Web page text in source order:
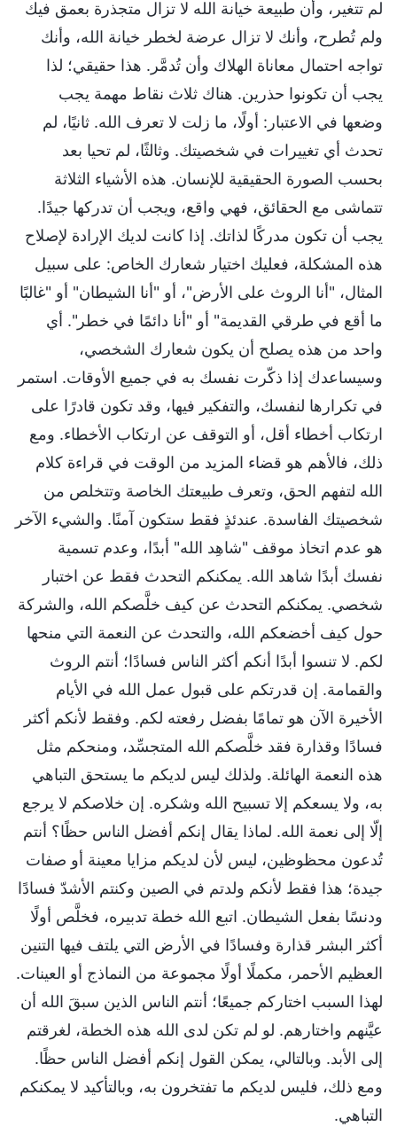
لم تتغير، وأن طبيعة خيانة الله لا تزال متجذرة بعمق فيك
ولم تُطرح، وأنك لا تزال عرضة لخطر خيانة الله، وأنك
تواجه احتمال معاناة الهلاك وأن تُدمَّر. هذا حقيقي؛ لذا
يجب أن تكونوا حذرين. هناك ثلاث نقاط مهمة يجب
وضعها في الاعتبار: أولًا، ما زلت لا تعرف الله. ثانيًا، لم
تحدث أي تغييرات في شخصيتك. وثالثًا، لم تحيا بعد
بحسب الصورة الحقيقية للإنسان. هذه الأشياء الثلاثة
تتماشى مع الحقائق، فهي واقع، ويجب أن تدركها جيدًا.
يجب أن تكون مدركًا لذاتك. إذا كانت لديك الإرادة لإصلاح
هذه المشكلة، فعليك اختيار شعارك الخاص: على سبيل
المثال، "أنا الروث على الأرض"، أو "أنا الشيطان" أو "غالبًا
ما أقع في طرقي القديمة" أو "أنا دائمًا في خطر". أي
واحد من هذه يصلح أن يكون شعارك الشخصي،
وسيساعدك إذا ذكّرت نفسك به في جميع الأوقات. استمر
في تكرارها لنفسك، والتفكير فيها، وقد تكون قادرًا على
ارتكاب أخطاء أقل، أو التوقف عن ارتكاب الأخطاء. ومع
ذلك، فالأهم هو قضاء المزيد من الوقت في قراءة كلام
الله لتفهم الحق، وتعرف طبيعتك الخاصة وتتخلص من
شخصيتك الفاسدة. عندئذٍ فقط ستكون آمنًا. والشيء الآخر
هو عدم اتخاذ موقف "شاهِد الله" أبدًا، وعدم تسمية
نفسك أبدًا شاهد الله. يمكنكم التحدث فقط عن اختبار
شخصي. يمكنكم التحدث عن كيف خلَّصكم الله، والشركة
حول كيف أخضعكم الله، والتحدث عن النعمة التي منحها
لكم. لا تنسوا أبدًا أنكم أكثر الناس فسادًا؛ أنتم الروث
والقمامة. إن قدرتكم على قبول عمل الله في الأيام
الأخيرة الآن هو تمامًا بفضل رفعته لكم. وفقط لأنكم أكثر
فسادًا وقذارة فقد خلَّصكم الله المتجسِّد، ومنحكم مثل
هذه النعمة الهائلة. ولذلك ليس لديكم ما يستحق التباهي
به، ولا يسعكم إلا تسبيح الله وشكره. إن خلاصكم لا يرجع
إلّا إلى نعمة الله. لماذا يقال إنكم أفضل الناس حظًا؟ أنتم
تُدعون محظوظين، ليس لأن لديكم مزايا معينة أو صفات
جيدة؛ هذا فقط لأنكم ولدتم في الصين وكنتم الأشدّ فسادًا
ودنسًا بفعل الشيطان. اتبع الله خطة تدبيره، فخلَّص أولًا
أكثر البشر قذارة وفسادًا في الأرض التي يلتف فيها التنين
العظيم الأحمر، مكملًا أولًا مجموعة من النماذج أو العينات.
لهذا السبب اختاركم جميعًا؛ أنتم الناس الذين سبقَ الله أن
عيَّنهم واختارهم. لو لم تكن لدى الله هذه الخطة، لغرقتم
إلى الأبد. وبالتالي، يمكن القول إنكم أفضل الناس حظًا.
ومع ذلك، فليس لديكم ما تفتخرون به، وبالتأكيد لا يمكنكم
التباهي.